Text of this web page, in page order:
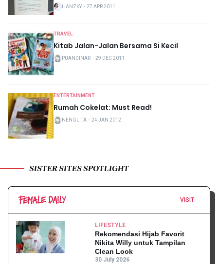
HANZKY ・ 27 APR 2011
TRAVEL
Kitab Jalan-Jalan Bersama Si Kecil
PUANDINAR ・ 29 DEC 2011
ENTERTAINMENT
Rumah Cokelat: Must Read!
NENGLITA ・ 24 JAN 2012
SISTER SITES SPOTLIGHT
VISIT
LIFESTYLE
Rekomendasi Hijab Favorit
Nikita Willy untuk Tampilan
Clean Look
30 July 2026